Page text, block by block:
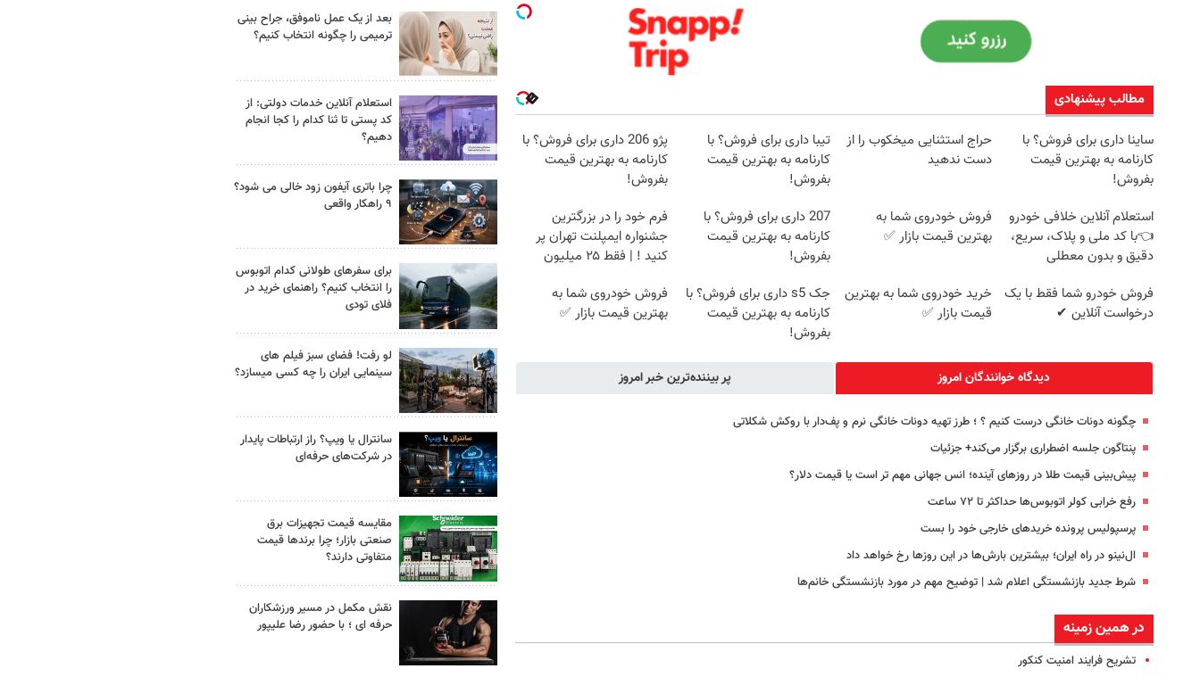
مطالب پیشنهادی
ساینا داری برای فروش؟ با
کارنامه به بهترین قیمت
بفروش!
حراج استثنایی میخکوب را از
دست ندهید
تیبا داری برای فروش؟ با
کارنامه به بهترین قیمت
بفروش!
پژو 206 داری برای فروش؟ با
کارنامه به بهترین قیمت
بفروش!
استعلام آنلاین خلافی خودرو
👈با کد ملی و پلاک، سریع،
دقیق و بدون معطلی
فروش خودروی شما به
بهترین قیمت بازار ✅
207 داری برای فروش؟ با
کارنامه به بهترین قیمت
بفروش!
فرم خود را در بزرگترین
جشنواره ایمپلنت تهران پر
کنید ! | فقط ۲۵ میلیون
فروش خودرو شما فقط با یک
درخواست آنلاین ✔
خرید خودروی شما به بهترین
قیمت بازار ✅
جک s5 داری برای فروش؟ با
کارنامه به بهترین قیمت
بفروش!
فروش خودروی شما به
بهترین قیمت بازار ✅
دیدگاه خوانندگان امروز پر بیننده‌ترین خبر امروز
چگونه دونات خانگی درست کنیم ؟ ؛ طرز تهیه دونات خانگی نرم و پف‌دار با روکش شکلاتی
پنتاگون جلسه اضطراری برگزار می‌کند+ جزئیات
پیش‌بینی قیمت طلا در روزهای آینده؛ انس جهانی مهم تر است یا قیمت دلار؟
رفع خرابی کولر اتوبوس‌ها حداکثر تا ۷۲ ساعت
پرسپولیس پرونده خریدهای خارجی خود را بست
ال‌نینو در راه ایران؛ بیشترین بارش‌ها در این روزها رخ خواهد داد
شرط جدید بازنشستگی اعلام شد | توضیح مهم در مورد بازنشستگی خانم‌ها
در همین زمینه
تشریح فرایند امنیت کنکور
بعد از یک عمل ناموفق، جراح بینی
ترمیمی را چگونه انتخاب کنیم؟
استعلام آنلاین خدمات دولتی: از
کد پستی تا ثنا کدام را کجا انجام
دهیم؟
چرا باتری آیفون زود خالی می شود؟
۹ راهکار واقعی
برای سفرهای طولانی کدام اتوبوس
را انتخاب کنیم؟ راهنمای خرید در
فلای تودی
لو رفت! فضای سبز فیلم های
سینمایی ایران را چه کسی میسازد؟
سانترال یا ویپ؟ راز ارتباطات پایدار
در شرکت‌های حرفه‌ای
مقایسه قیمت تجهیزات برق
صنعتی بازار؛ چرا برندها قیمت
متفاوتی دارند؟
نقش مکمل در مسیر ورزشکاران
حرفه ای ؛ با حضور رضا علیپور